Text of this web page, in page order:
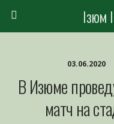
Ізюм
03.06.2020
В Изюме
матч на